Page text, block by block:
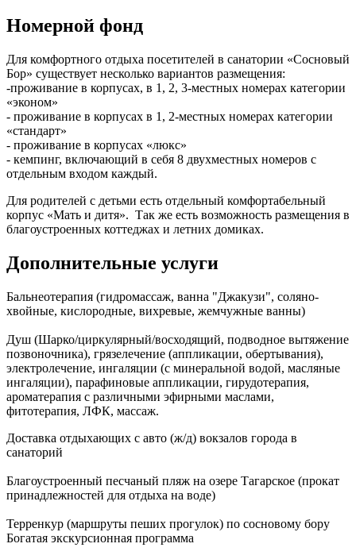
Номерной фонд
Для комфортного отдыха посетителей в санатории «Сосновый
Бор» существует несколько вариантов размещения:
-проживание в корпусах, в 1, 2, 3-местных номерах категории
«эконом»
- проживание в корпусах в 1, 2-местных номерах категории
«стандарт»
- проживание в корпусах «люкс»
- кемпинг, включающий в себя 8 двухместных номеров с
отдельным входом каждый.
Для родителей с детьми есть отдельный комфортабельный
корпус «Мать и дитя». Так же есть возможность размещения в
благоустроенных коттеджах и летних домиках.
Дополнительные услуги
Бальнеотерапия (гидромассаж, ванна "Джакузи", соляно-
хвойные, кислородные, вихревые, жемчужные ванны)
Душ (Шарко/циркулярный/восходящий, подводное вытяжение
позвоночника), грязелечение (аппликации, обертывания),
электролечение, ингаляции (с минеральной водой, масляные
ингаляции), парафиновые аппликации, гирудотерапия,
ароматерапия с различными эфирными маслами,
фитотерапия, ЛФК, массаж.
Доставка отдыхающих с авто (ж/д) вокзалов города в
санаторий
Благоустроенный песчаный пляж на озере Тагарское (прокат
принадлежностей для отдыха на воде)
Терренкур (маршруты пеших прогулок) по сосновому бору
Богатая экскурсионная программа